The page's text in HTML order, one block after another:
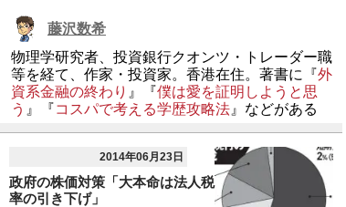
藤沢数希
物理学研究者、投資銀行クオンツ・トレーダー職
等を経て、作家・投資家。香港在住。著書に『外
資系金融の終わり 』『僕は愛を証明しようと思
う 』『コスパで考える学歴攻略法 』などがある
2014年06月23日
政府の株価対策「大本命は法人税
率の引き下げ」